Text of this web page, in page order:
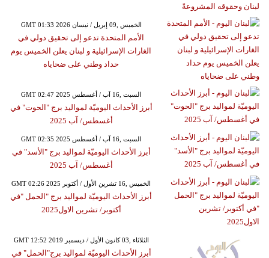
GMT 01:33 2026 الخميس ,09 إبريل / نيسان
الأمم المتحدة تدعو إلى تحقيق دولي في
الغارات الإسرائيلية و لبنان يعلن الخميس يوم
حداد وطني على ضحاياه
GMT 02:47 2025 السبت ,16 آب / أغسطس
أبرز الأحداث اليوميّة لمواليد برج "الحوت" في
أغسطس/ آب 2025
GMT 02:35 2025 السبت ,16 آب / أغسطس
أبرز الأحداث اليوميّة لمواليد برج "الأسد" في
أغسطس/ آب 2025
GMT 02:26 2025 الخميس ,16 تشرين الأول / أكتوبر
أبرز الأحداث اليوميّة لمواليد برج "الحمل "في
أكتوبر/ تشرين الاول2025
GMT 12:52 2019 الثلاثاء ,03 كانون الأول / ديسمبر
أبرز الأحداث اليوميّة لمواليد برج"الحمل" في